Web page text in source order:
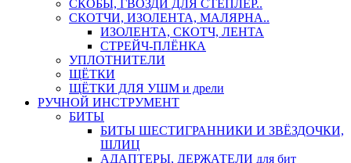
СКОБЫ, ГВОЗДИ ДЛЯ СТЕПЛЕР..
СКОТЧИ, ИЗОЛЕНТА, МАЛЯРНА..
ИЗОЛЕНТА, СКОТЧ, ЛЕНТА
СТРЕЙЧ-ПЛЁНКА
УПЛОТНИТЕЛИ
ЩЁТКИ
ЩЁТКИ ДЛЯ УШМ и дрели
РУЧНОЙ ИНСТРУМЕНТ
БИТЫ
БИТЫ ШЕСТИГРАННИКИ И ЗВЁЗДОЧКИ,
ШЛИЦ
АДАПТЕРЫ, ДЕРЖАТЕЛИ для бит